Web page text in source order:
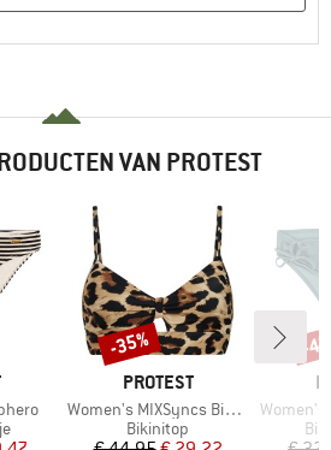
VAN PROTEST
MERK
PROTEST
Artikel
Women's MIXSyncs Bikini Top
Productgroep
Bikinitop
Korting
-35%
Artikel
Women's
-